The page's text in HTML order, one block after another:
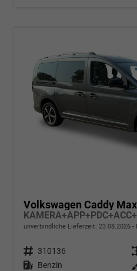
Volkswagen Caddy
unverbindliche Lieferzeit: 23.08.2026
Fahrzeugnr. 310136
Kraftstoff Benzin